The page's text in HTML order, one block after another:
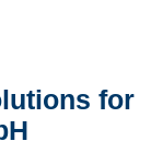
for